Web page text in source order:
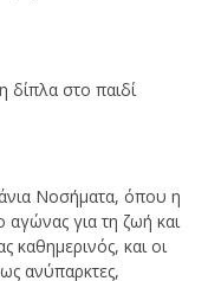
δίπλα στο παιδί
Νοσήματα, όπου η
αγώνας για τη ζωή και
καθημερινός, και οι
ανύπαρκτες,